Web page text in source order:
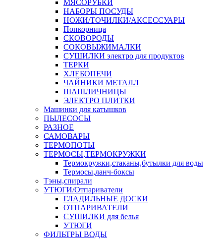
МЯСОРУБКИ
НАБОРЫ ПОСУДЫ
НОЖИ/ТОЧИЛКИ/АКСЕССУАРЫ
Попкорница
СКОВОРОДЫ
СОКОВЫЖИМАЛКИ
СУШИЛКИ электро для продуктов
ТЕРКИ
ХЛЕБОПЕЧИ
ЧАЙНИКИ МЕТАЛЛ
ШАШЛИЧНИЦЫ
ЭЛЕКТРО ПЛИТКИ
Машинки для катышков
ПЫЛЕСОСЫ
РАЗНОЕ
САМОВАРЫ
ТЕРМОПОТЫ
ТЕРМОСЫ,ТЕРМОКРУЖКИ
Термокружки,стаканы,бутылки для воды
Термосы,ланч-боксы
Тэны,спирали
УТЮГИ/Отпариватели
ГЛАДИЛЬНЫЕ ДОСКИ
ОТПАРИВАТЕЛИ
СУШИЛКИ для белья
УТЮГИ
ФИЛЬТРЫ ВОДЫ